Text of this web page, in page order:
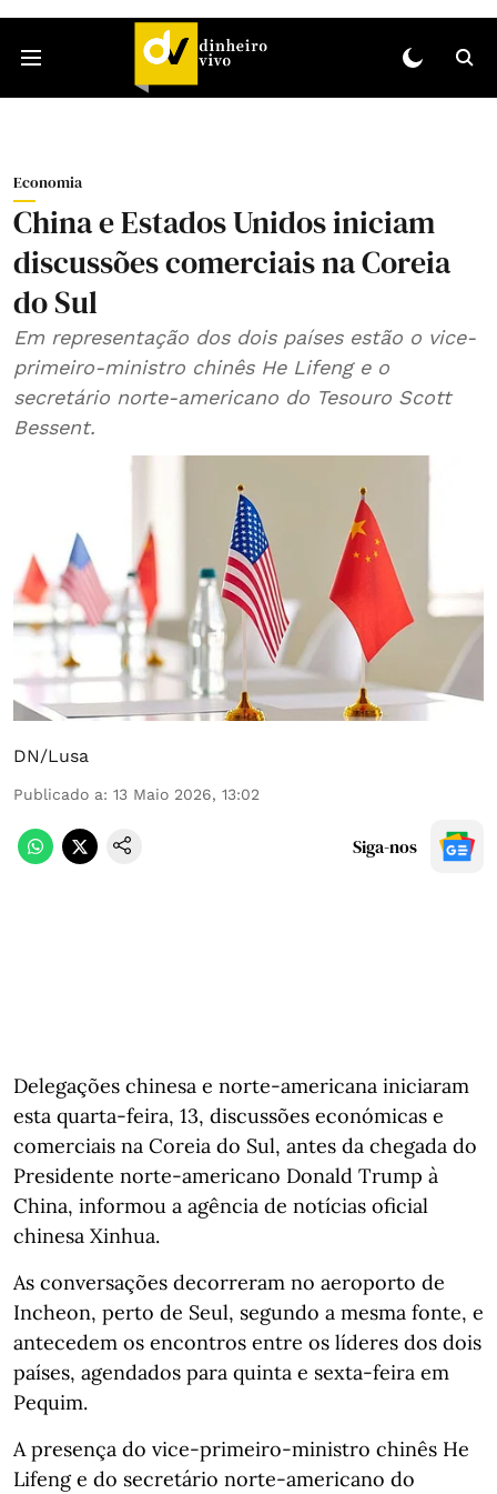
Economia
China e Estados Unidos iniciam
discussões comerciais na Coreia
do Sul
Em representação dos dois países estão o vice-
primeiro-ministro chinês He Lifeng e o
secretário norte-americano do Tesouro Scott
Bessent.
DN/Lusa
Publicado a: 13 Maio 2026, 13:02
Siga-nos
Delegações chinesa e norte-americana iniciaram
esta quarta-feira, 13, discussões económicas e
comerciais na Coreia do Sul, antes da chegada do
Presidente norte-americano Donald Trump à
China, informou a agência de notícias oficial
chinesa Xinhua.
As conversações decorreram no aeroporto de
Incheon, perto de Seul, segundo a mesma fonte, e
antecedem os encontros entre os líderes dos dois
países, agendados para quinta e sexta-feira em
Pequim.
A presença do vice-primeiro-ministro chinês He
Lifeng e do secretário norte-americano do